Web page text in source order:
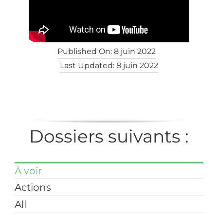
Published On: 8 juin 2022
Last Updated: 8 juin 2022
Dossiers suivants :
À voir
Actions
All